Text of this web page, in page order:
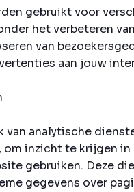
gebruikt voor
het verbeteren
van
aan jouw
van analytische
inzicht te krijgen in
gebruiken. Deze
gegevens over